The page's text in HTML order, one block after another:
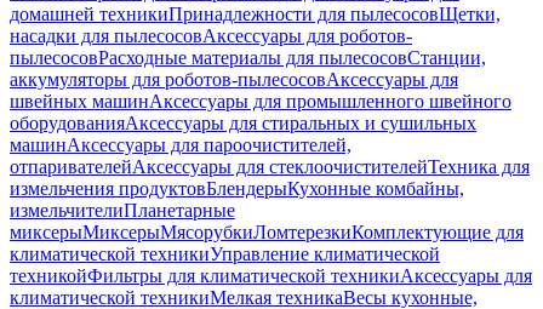
домашней техникиПринадлежности для пылесосовЩетки,
насадки для пылесосовАксессуары для роботов-
пылесосовРасходные материалы для пылесосовСтанции,
аккумуляторы для роботов-пылесосовАксессуары для
швейных машинАксессуары для промышленного швейного
оборудованияАксессуары для стиральных и сушильных
машинАксессуары для пароочистителей,
отпаривателейАксессуары для стеклоочистителейТехника для
измельчения продуктовБлендерыКухонные комбайны,
измельчителиПланетарные
миксерыМиксерыМясорубкиЛомтерезкиКомплектующие для
климатической техникиУправление климатической
техникойФильтры для климатической техникиАксессуары для
климатической техникиМелкая техникаВесы кухонные,